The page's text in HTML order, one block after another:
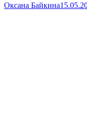
Оксана Байкина